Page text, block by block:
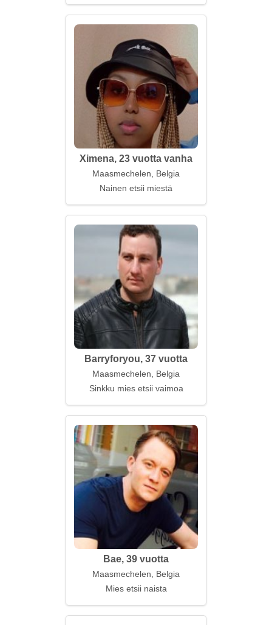
Ximena, 23 vuotta vanha
Maasmechelen, Belgia
Nainen etsii miestä
Barryforyou, 37 vuotta
Maasmechelen, Belgia
Sinkku mies etsii vaimoa
Bae, 39 vuotta
Maasmechelen, Belgia
Mies etsii naista